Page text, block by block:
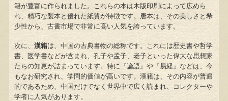
籍が豊富に作られました。これらの本は木版印刷によって広めら
れ、精巧な製本と優れた紙質が特徴です。唐本は、その美しさと希
少性から、古書市場で非常に高い人気を誇っています。
次に、 漢籍は、中国の古典書物の総称です。これには歴史書や哲学
書、医学書などが含まれ、孔子や孟子、老子といった偉大な思想家
たちの知恵が詰まっています。特に『論語』や『易経』などは、今
もなお研究され、学問的価値が高いです。漢籍は、その内容が普遍
的であるため、中国だけでなく世界中で広く読まれ、コレクターや
学者に人気があります。